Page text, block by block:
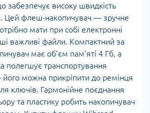
забезпечує високу швидкість
Цей флеш-накопичувач — зручне
мати при собі електронні
важливі файли. Компактний за
має об’єм пам’яті 4 Гб, а
полегшує транспортування
можна прикріпити до ремінця
ключів. Гармонійне поєднання
та пластику робить накопичувач